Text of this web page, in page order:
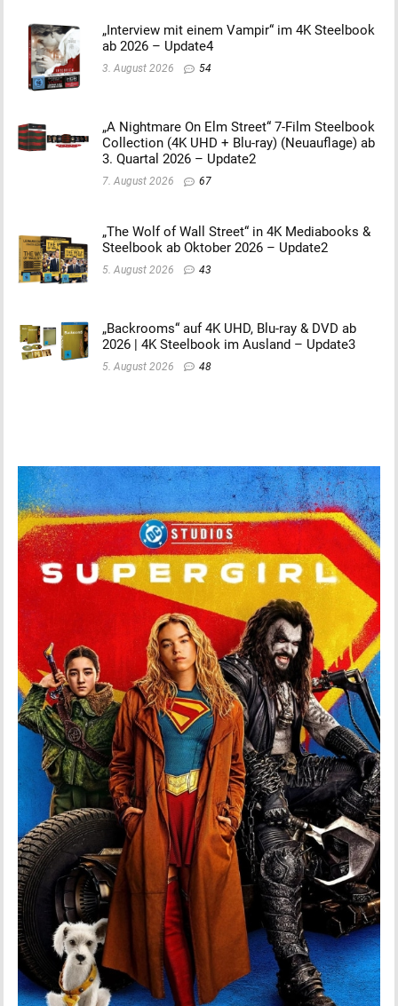
„Interview mit einem Vampir“ im 4K Steelbook
ab 2026 – Update4
3. August 2026 54
„A Nightmare On Elm Street“ 7-Film Steelbook
Collection (4K UHD + Blu-ray) (Neuauflage) ab
3. Quartal 2026 – Update2
7. August 2026 67
„The Wolf of Wall Street“ in 4K Mediabooks &
Steelbook ab Oktober 2026 – Update2
5. August 2026 43
„Backrooms“ auf 4K UHD, Blu-ray & DVD ab
2026 | 4K Steelbook im Ausland – Update3
5. August 2026 48